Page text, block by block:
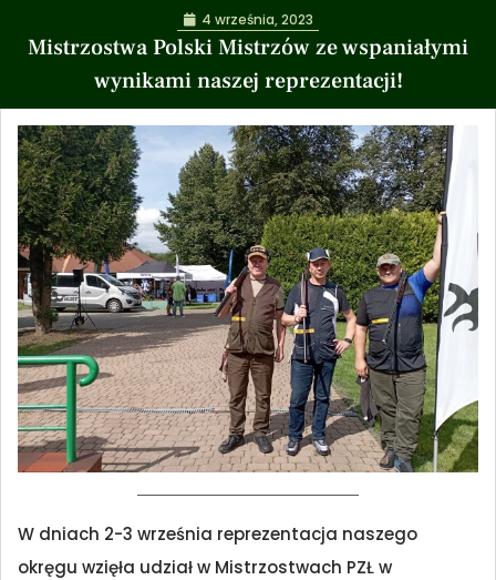
Mistrzostwa Polski Mistrzów ze wspaniałymi
wynikami naszej reprezentacji!
4 września, 2023
W dniach 2-3 września reprezentacja naszego
okręgu wzięła udział w Mistrzostwach PZŁ w